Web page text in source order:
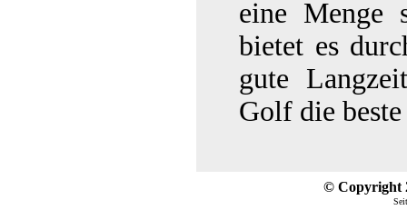
eine Menge
bietet es
gute
Golf die
© Copyright